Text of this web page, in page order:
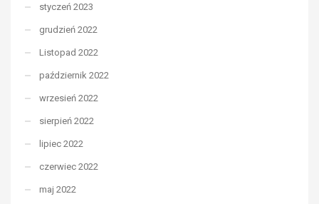
styczeń 2023
grudzień 2022
Listopad 2022
październik 2022
wrzesień 2022
sierpień 2022
lipiec 2022
czerwiec 2022
maj 2022